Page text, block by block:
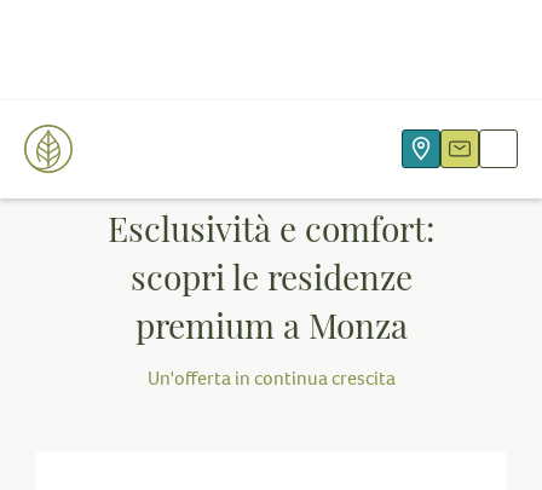
Esclusività e comfort:
scopri le residenze
premium a Monza
Un'offerta in continua crescita